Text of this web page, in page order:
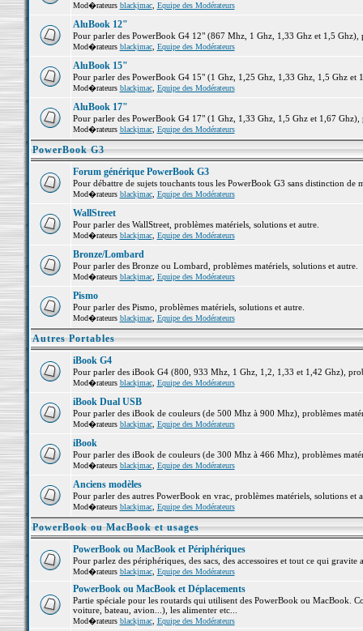
Mod�rateurs blackjmac, Equipe des Modérateurs
AluBook 12"
Pour parler des PowerBook G4 12" (867 Mhz, 1 Ghz, 1,33 Ghz et 1,5 Ghz),
Mod�rateurs blackjmac, Equipe des Modérateurs
AluBook 15"
Pour parler des PowerBook G4 15" (1 Ghz, 1,25 Ghz, 1,33 Ghz, 1,5 Ghz et
Mod�rateurs blackjmac, Equipe des Modérateurs
AluBook 17"
Pour parler des PowerBook G4 17" (1 Ghz, 1,33 Ghz, 1,5 Ghz et 1,67 Ghz),
Mod�rateurs blackjmac, Equipe des Modérateurs
PowerBook G3
Forum générique PowerBook G3
Pour débattre de sujets touchants tous les PowerBook G3 sans distinction de
Mod�rateurs blackjmac, Equipe des Modérateurs
WallStreet
Pour parler des WallStreet, problèmes matériels, solutions et autre.
Mod�rateurs blackjmac, Equipe des Modérateurs
Bronze/Lombard
Pour parler des Bronze ou Lombard, problèmes matériels, solutions et autre.
Mod�rateurs blackjmac, Equipe des Modérateurs
Pismo
Pour parler des Pismo, problèmes matériels, solutions et autre.
Mod�rateurs blackjmac, Equipe des Modérateurs
Autres Portables
iBook G4
Pour parler des iBook G4 (800, 933 Mhz, 1 Ghz, 1,2, 1,33 et 1,42 Ghz),
Mod�rateurs blackjmac, Equipe des Modérateurs
iBook Dual USB
Pour parler des iBook de couleurs (de 500 Mhz à 900 Mhz), problèmes
Mod�rateurs blackjmac, Equipe des Modérateurs
iBook
Pour parler des iBook de couleurs (de 300 Mhz à 466 Mhz), problèmes
Mod�rateurs blackjmac, Equipe des Modérateurs
Anciens modèles
Pour parler des autres PowerBook en vrac, problèmes matériels, solutions et
Mod�rateurs blackjmac, Equipe des Modérateurs
PowerBook ou MacBook et usages
PowerBook ou MacBook et Périphériques
Pour parlez des périphériques, des sacs, des accessoires et tout ce qui
Mod�rateurs blackjmac, Equipe des Modérateurs
PowerBook ou MacBook et Déplacements
Partie spéciale pour les routards qui utilisent des PowerBook ou MacBook.
voiture, bateau, avion...), les alimenter etc...
Mod�rateurs blackjmac, Equipe des Modérateurs